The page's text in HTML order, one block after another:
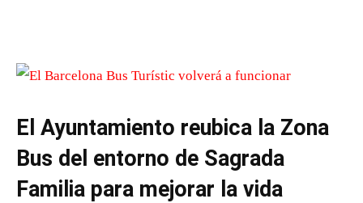
El Ayuntamiento reubica la Zona
Bus del entorno de Sagrada
Familia para mejorar la vida